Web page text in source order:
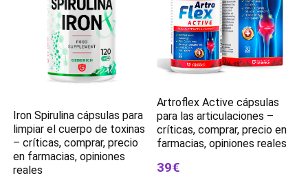
Iron Spirulina cápsulas para
limpiar el cuerpo de toxinas
– críticas, comprar, precio
en farmacias, opiniones
reales
Artroflex Active cápsulas
para las articulaciones –
críticas, comprar, precio en
farmacias, opiniones reales
39€